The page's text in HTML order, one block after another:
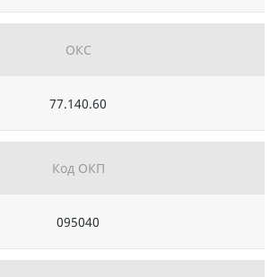
ОКС
77.140.60
Код ОКП
095040